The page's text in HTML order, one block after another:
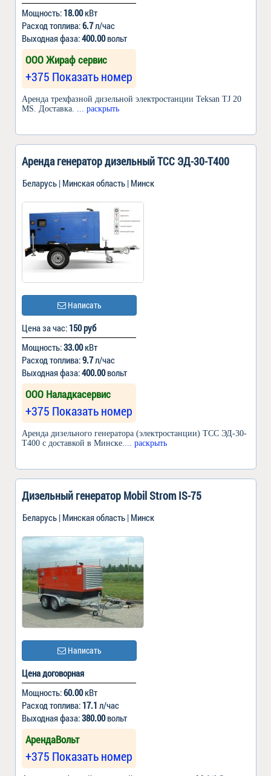
Мощность: 18.00кВт
Расход топлива:6.7л/час
Выходная фаза:400.00вольт
ООО Жираф сервис
+375 Показать номер
Аренда трехфазной дизельной электростанции Теksan TJ 20
MS. Доставка.
... раскрыть
Аренда генератор дизельный ТСС ЭД-30-Т400
Беларусь | Минская область | Минск
Написать
Цена за час: 150 руб
Мощность:33.00кВт
Расход топлива:9.7л/час
Выходная фаза:400.00вольт
OOO Наладкасервис
+375 Показать номер
Аренда дизельного генератора (электростанции) ТСС ЭД-30-
Т400 с доставкой в Минске.
... раскрыть
Дизельный генератор Mobil Strom IS-75
Беларусь | Минская область | Минск
Написать
Цена договорная
Мощность:60.00кВт
Расход топлива: 17.1 л/час
Выходная фаза:380.00вольт
АрендаВольт
+375 Показать номер